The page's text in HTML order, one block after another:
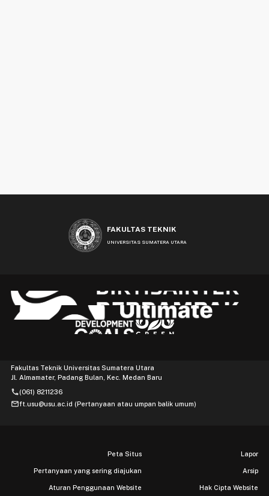
FAKULTAS TEKNIK
UNIVERSITAS SUMATERA UTARA
Fakultas Teknik Universitas Sumatera Utara
Jl. Almamater, Padang Bulan, Kec. Medan Baru
phone(061) 8211236
mailft.usu@usu.ac.id (Pertanyaan atau umpan balik umum)
Peta Situs Lapor
Pertanyaan yang sering diajukan Arsip
Aturan Penggunaan Website Hak Cipta Website